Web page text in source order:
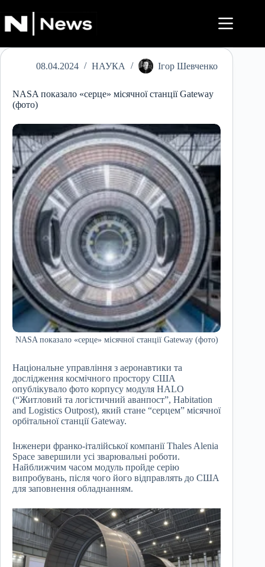
до
вмісту
08.04.2024 НАУКА Ігор Шевченко
NASA показало «серце» місячної станції Gateway
(фото)
NASA показало «серце» місячної станції Gateway (фото)
Національне управління з аеронавтики та
дослідження космічного простору США
опублікувало фото корпусу модуля HALO
(“Житловий та логістичний аванпост”, Habitation
and Logistics Outpost), який стане “серцем” місячної
орбітальної станції Gateway.
Інженери франко-італійської компанії Thales Alenia
Space завершили усі зварювальні роботи.
Найближчим часом модуль пройде серію
випробувань, після чого його відправлять до США
для заповнення обладнанням.